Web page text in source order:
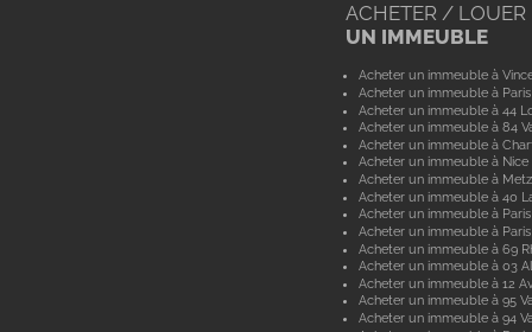
ACHETER / LOUER
UN IMMEUBLE
Acheter un immeuble à
Acheter un immeuble à
Acheter un immeuble à 44
Acheter un immeuble à 84
Acheter un immeuble à
Acheter un immeuble à
Acheter un immeuble à
Acheter un immeuble à 40
Acheter un immeuble à Paris
Acheter un immeuble à Paris
Acheter un immeuble à 69
Acheter un immeuble à 03
Acheter un immeuble à 12
Acheter un immeuble à 95
Acheter un immeuble à 94